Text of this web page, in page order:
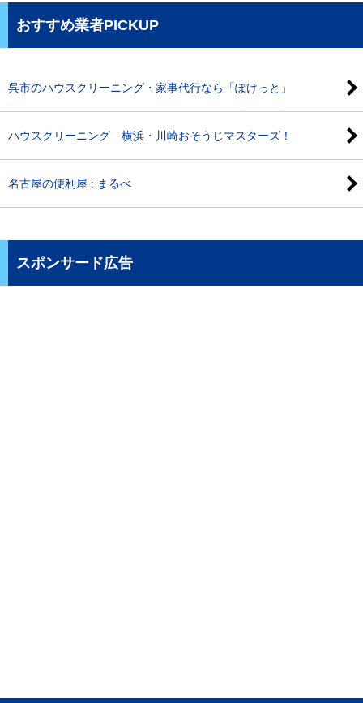
おすすめ業者PICKUP
呉市のハウスクリーニング・家事代行なら「ぽけっと」
ハウスクリーニング 横浜・川崎おそうじマスターズ！
名古屋の便利屋 : まるべ
スポンサード広告